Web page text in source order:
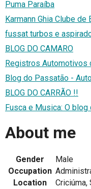
Puma Paraíba
Karmann Ghia Clube de
fussat turbos e
BLOG DO CAMARO
Registros Automotivos
Blog do Passatão -
BLOG DO CARRÃO !!
Fusca e Musica: O
About me
Gender
Male
Occupation
Location
Criciúma,